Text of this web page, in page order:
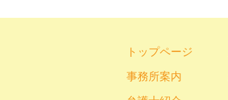
トップページ
事務所案内